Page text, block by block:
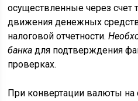
осуществленные через счет
движения денежных
налоговой отчетности.
банка для подтверждения
проверках.
При конвертации валюты на